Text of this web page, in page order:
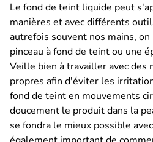
Le fond de teint liquide peut
manières et avec différents
autrefois souvent nos mains,
pinceau à fond de teint ou une
Veille bien à travailler avec des
propres afin d'éviter les
fond de teint en mouvements
doucement le produit dans la
se fondra le mieux possible